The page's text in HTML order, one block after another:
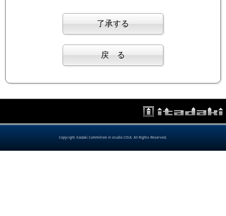
Copyright itadaki Committee in studio COLK. All Rights Reserved.